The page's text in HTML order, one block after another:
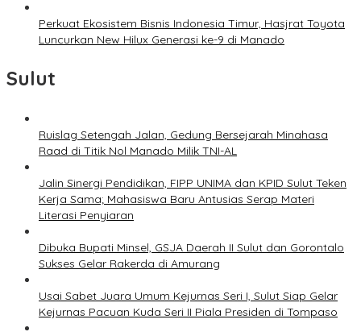
Perkuat Ekosistem Bisnis Indonesia Timur, Hasjrat Toyota
Luncurkan New Hilux Generasi ke-9 di Manado
Sulut
Ruislag Setengah Jalan, Gedung Bersejarah Minahasa
Raad di Titik Nol Manado Milik TNI-AL
Jalin Sinergi Pendidikan, FIPP UNIMA dan KPID Sulut Teken
Kerja Sama; Mahasiswa Baru Antusias Serap Materi
Literasi Penyiaran
Dibuka Bupati Minsel, GSJA Daerah II Sulut dan Gorontalo
Sukses Gelar Rakerda di Amurang
Usai Sabet Juara Umum Kejurnas Seri I, Sulut Siap Gelar
Kejurnas Pacuan Kuda Seri II Piala Presiden di Tompaso